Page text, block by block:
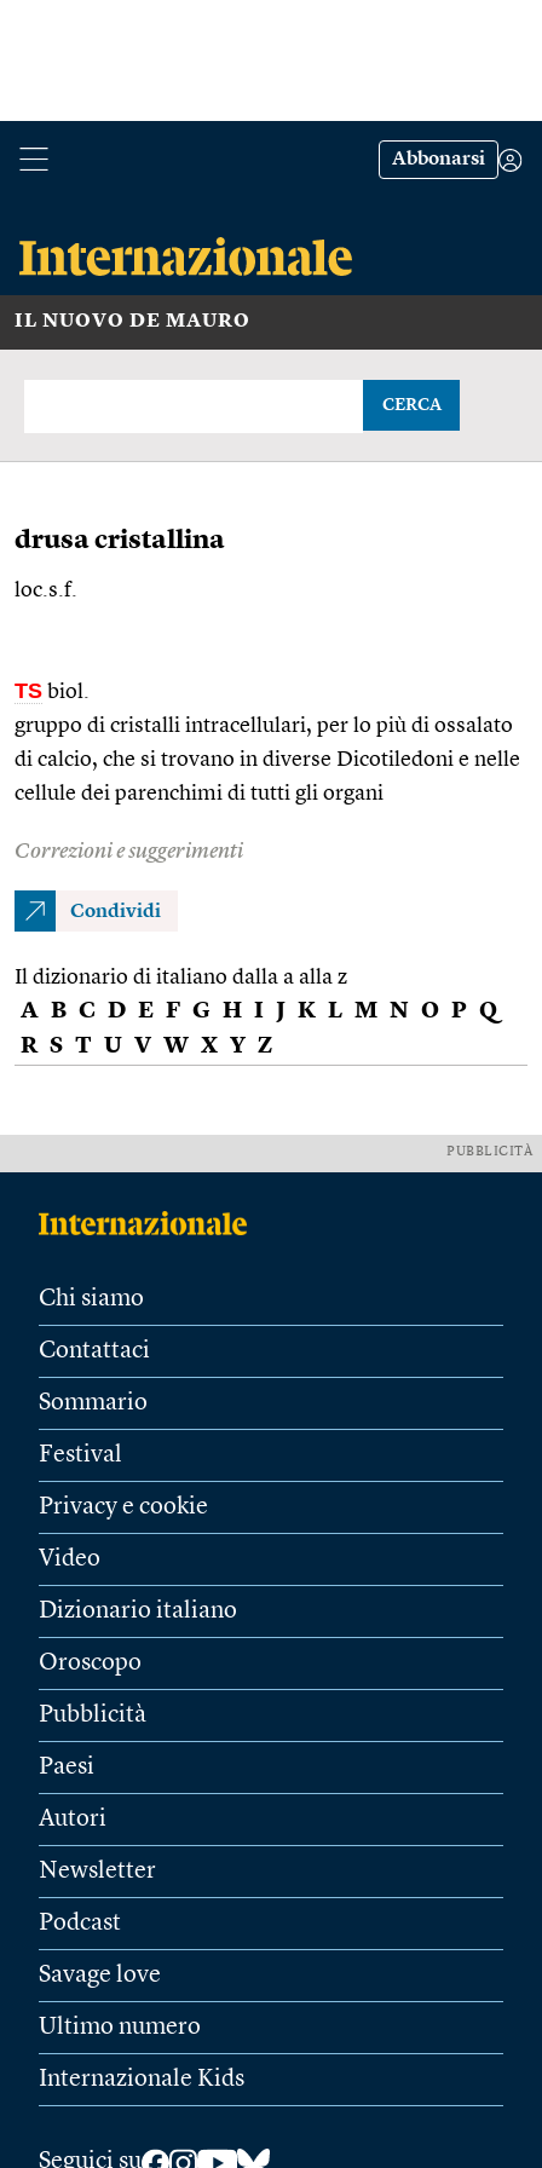
Abbonarsi
IL NUOVO DE MAURO
CERCA
drusa cristallina
loc.s.f.
TS biol.
gruppo di cristalli intracellulari, per lo più di ossalato
di calcio, che si trovano in diverse Dicotiledoni e nelle
cellule dei parenchimi di tutti gli organi
Correzioni e suggerimenti
Condividi
Il dizionario di italiano dalla a alla z
A B C D E F G H I J K L M N O P Q
R S T U V W X Y Z
PUBBLICITÀ
Chi siamo
Contattaci
Sommario
Festival
Privacy e cookie
Video
Dizionario italiano
Oroscopo
Pubblicità
Paesi
Autori
Newsletter
Podcast
Savage love
Ultimo numero
Internazionale Kids
Seguici su